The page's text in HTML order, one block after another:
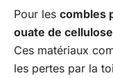
Pour les combles
ouate de cellulose
Ces matériaux
les pertes par la